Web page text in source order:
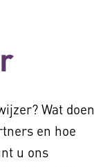
Wat doen
en hoe
u ons